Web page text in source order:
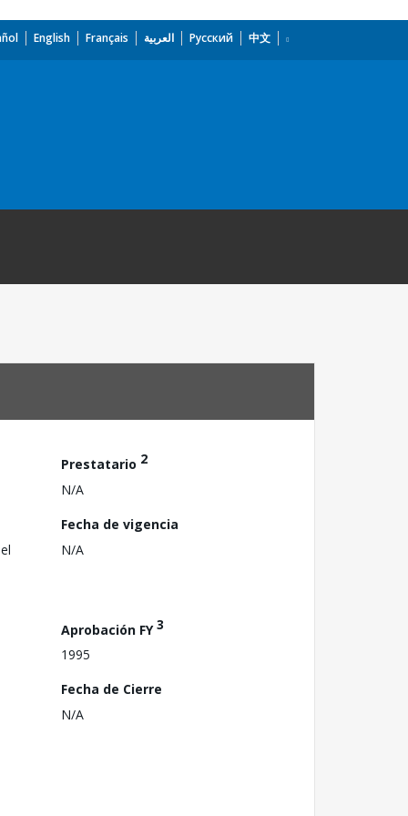
English Français العربية Русский 中文
Prestatario 2
N/A
Fecha de vigencia
N/A
Aprobación FY3
1995
Fecha de Cierre
N/A